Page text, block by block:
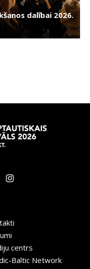
dalībai 2026.
centrs
Baltic Network